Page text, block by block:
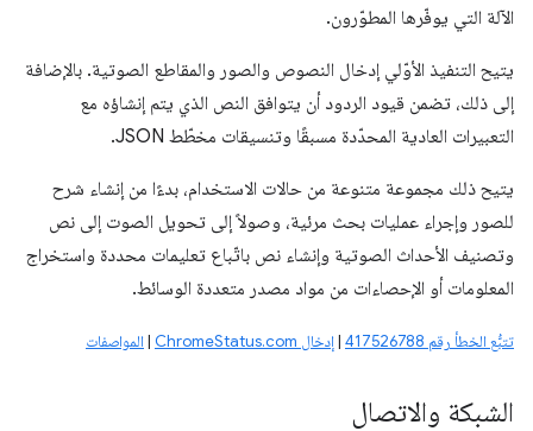
الآلة التي يوفّرها المطوّرون.
يتيح التنفيذ الأوّلي إدخال النصوص والصور والمقاطع الصوتية. بالإضافة
إلى ذلك، تضمن قيود الردود أن يتوافق النص الذي يتم إنشاؤه مع
التعبيرات العادية المحدّدة مسبقًا وتنسيقات مخطّط JSON.
يتيح ذلك مجموعة متنوعة من حالات الاستخدام، بدءًا من إنشاء شرح
للصور وإجراء عمليات بحث مرئية، وصولاً إلى تحويل الصوت إلى نص
وتصنيف الأحداث الصوتية وإنشاء نص باتّباع تعليمات محددة واستخراج
المعلومات أو الإحصاءات من مواد مصدر متعددة الوسائط.
تتبُّع الخطأ رقم 417526788 |إدخال ChromeStatus.com |المواصفات
الشبكة والاتصال